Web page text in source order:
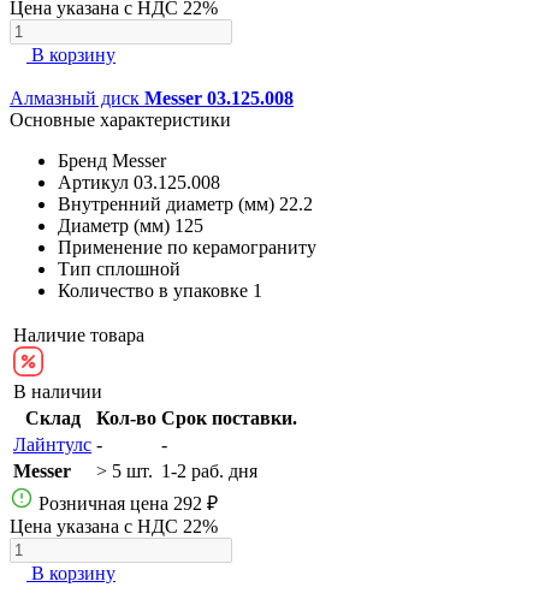
Цена указана с НДС 22%
В корзину
Алмазный диск Messer 03.125.008
Основные характеристики
Бренд Messer
Артикул 03.125.008
Внутренний диаметр (мм) 22.2
Диаметр (мм) 125
Применение по керамограниту
Тип сплошной
Количество в упаковке 1
Наличие товара
В наличии
Склад
Кол-во Срок поставки.
Лайнтулс -
-
Messer
> 5 шт. 1-2 раб. дня
Розничная цена 292 ₽
Цена указана с НДС 22%
В корзину